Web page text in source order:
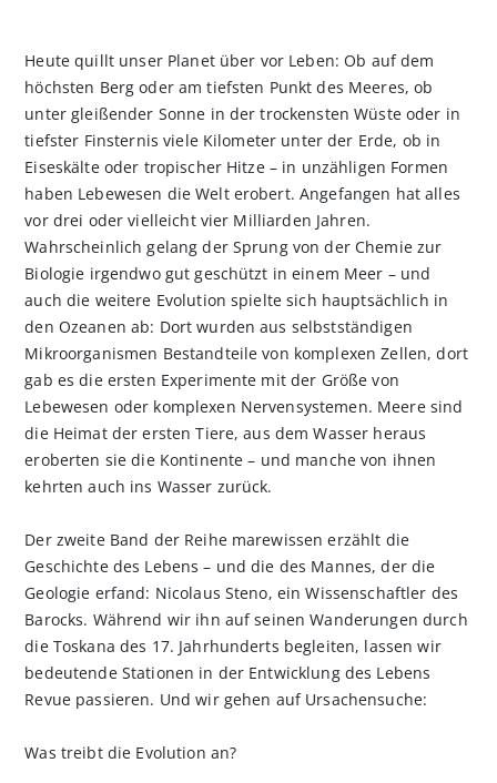
Heute quillt unser Planet über vor Leben: Ob auf dem
höchsten Berg oder am tiefsten Punkt des Meeres, ob
unter gleißender Sonne in der trockensten Wüste oder in
tiefster Finsternis viele Kilometer unter der Erde, ob in
Eiseskälte oder tropischer Hitze – in unzähligen Formen
haben Lebewesen die Welt erobert. Angefangen hat alles
vor drei oder vielleicht vier Milliarden Jahren.
Wahrscheinlich gelang der Sprung von der Chemie zur
Biologie irgendwo gut geschützt in einem Meer – und
auch die weitere Evolution spielte sich hauptsächlich in
den Ozeanen ab: Dort wurden aus selbstständigen
Mikroorganismen Bestandteile von komplexen Zellen, dort
gab es die ersten Experimente mit der Größe von
Lebewesen oder komplexen Nervensystemen. Meere sind
die Heimat der ersten Tiere, aus dem Wasser heraus
eroberten sie die Kontinente – und manche von ihnen
kehrten auch ins Wasser zurück.
Der zweite Band der Reihe marewissen erzählt die
Geschichte des Lebens – und die des Mannes, der die
Geologie erfand: Nicolaus Steno, ein Wissenschaftler des
Barocks. Während wir ihn auf seinen Wanderungen durch
die Toskana des 17. Jahrhunderts begleiten, lassen wir
bedeutende Stationen in der Entwicklung des Lebens
Revue passieren. Und wir gehen auf Ursachensuche:
Was treibt die Evolution an?